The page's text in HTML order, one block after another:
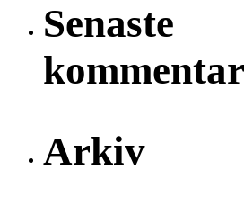
Senaste
Arkiv